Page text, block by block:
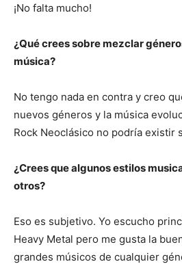
¡No falta mucho!
¿Qué crees sobre mezclar
música?
No tengo nada en contra y creo
nuevos géneros y la música
Rock Neoclásico no podría existir
¿Crees que algunos estilos
otros?
Eso es subjetivo. Yo escucho
Heavy Metal pero me gusta la
grandes músicos de cualquier